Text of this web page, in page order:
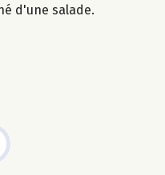
d'une salade.